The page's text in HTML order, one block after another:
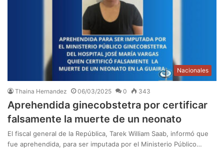
Nacionales
Thaina Hernandez 06/03/2025 0 343
Aprehendida ginecobstetra por certificar
falsamente la muerte de un neonato
El fiscal general de la República, Tarek William Saab, informó que
fue aprehendida, para ser imputada por el Ministerio Público…